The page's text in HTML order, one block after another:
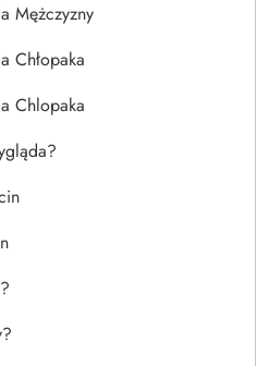
Mężczyzny
Chłopaka
Chlopaka